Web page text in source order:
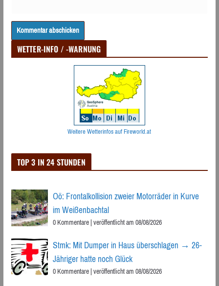
WETTER-INFO / -WARNUNG
Weitere Wetterinfos auf Fireworld.at
TOP 3 IN 24 STUNDEN
Oö: Frontalkollision zweier Motorräder in Kurve
im Weißenbachtal
0 Kommentare|veröffentlicht am 08/08/2026
Stmk: Mit Dumper in Haus überschlagen → 26-
Jähriger hatte noch Glück
0 Kommentare|veröffentlicht am 08/08/2026